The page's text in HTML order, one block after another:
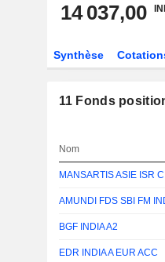
14 037,00
Synthèse
11 Fonds
Nom
MANSARTIS ASIE ISR C
AMUNDI FDS SBI FM
BGF INDIA A2
EDR INDIA A EUR ACC